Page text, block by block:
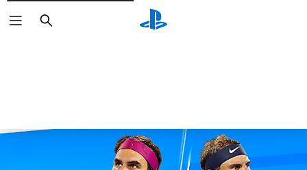
Buscar